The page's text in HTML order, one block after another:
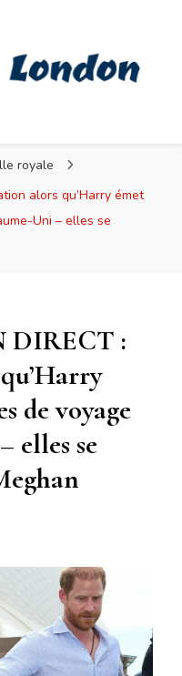
royale
alors qu’Harry émet
Uni – elles se
DIRECT :
de voyage
elles se